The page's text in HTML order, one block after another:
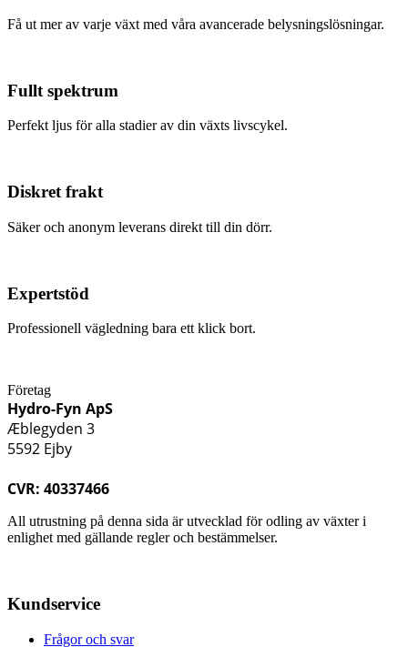
Få ut mer av varje växt med våra avancerade belysningslösningar.
Fullt spektrum
Perfekt ljus för alla stadier av din växts livscykel.
Diskret frakt
Säker och anonym leverans direkt till din dörr.
Expertstöd
Professionell vägledning bara ett klick bort.
Företag
Hydro-Fyn ApS
Æblegyden 3
5592 Ejby
CVR: 40337466
All utrustning på denna sida är utvecklad för odling av växter i
enlighet med gällande regler och bestämmelser.
Kundservice
Frågor och svar